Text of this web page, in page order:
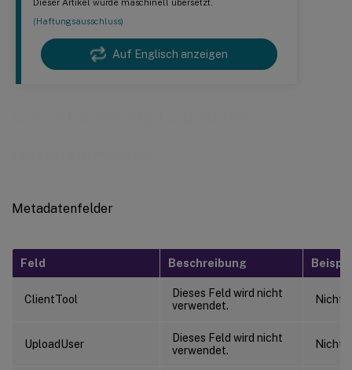
Dieser Artikel wurde maschinell übersetzt.
(Haftungsausschluss)
Auf Englisch anzeigen
Metadatenfelder
Feld Beschreibung
ClientTool
Dieses Feld wird nicht
verwendet.
Nicht
UploadUser
Dieses Feld wird nicht
verwendet.
Nicht